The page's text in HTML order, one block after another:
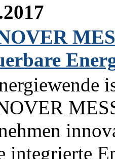
integrierte